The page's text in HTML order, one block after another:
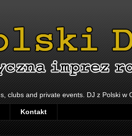
clubs and private events. DJ z Polski
Kontakt